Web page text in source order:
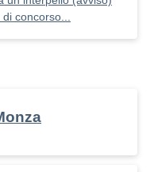
concorso...